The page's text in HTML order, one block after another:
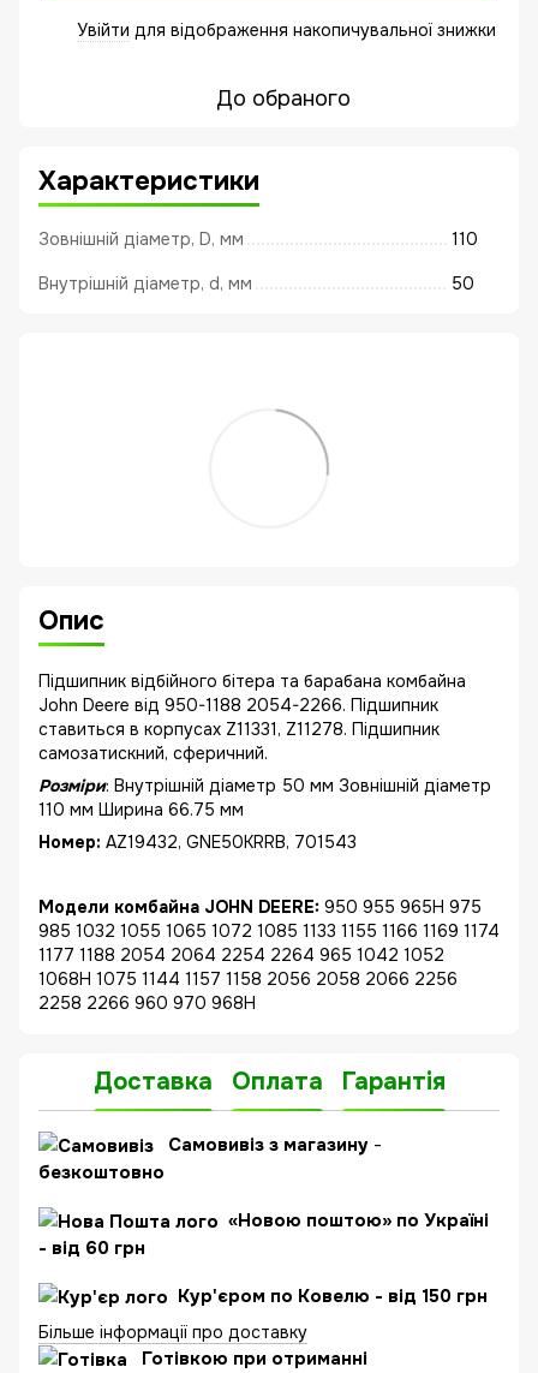
Увійти для відображення накопичувальної знижки
До обраного
Характеристики
Зовнішній діаметр, D, мм 110
Внутрішній діаметр, d, мм 50
Опис
Підшипник відбійного бітера та барабана комбайна
John Deere від 950-1188 2054-2266. Підшипник
ставиться в корпусах Z11331, Z11278. Підшипник
самозатискний, сферичний.
Розміри: Внутрішній діаметр 50 мм Зовнішній діаметр
110 мм Ширина 66.75 мм
Номер: AZ19432, GNE50KRRB, 701543
Модели комбайна JOHN DEERE: 950 955 965H 975
985 1032 1055 1065 1072 1085 1133 1155 1166 1169 1174
1177 1188 2054 2064 2254 2264 965 1042 1052
1068H 1075 1144 1157 1158 2056 2058 2066 2256
2258 2266 960 970 968H
Доставка Оплата Гарантія
Самовивіз з магазину -
безкоштовно
«Новою поштою» по Україні
- від 60 грн
Кур'єром по Ковелю - від 150 грн
Більше інформації про доставку
Готівкою при отриманні